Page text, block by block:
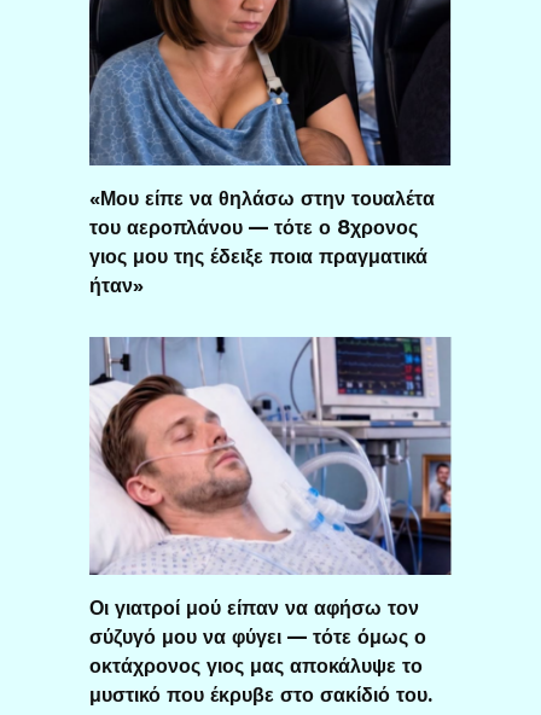
«Μου είπε να θηλάσω στην τουαλέτα
του αεροπλάνου — τότε ο 8χρονος
γιος μου της έδειξε ποια πραγματικά
ήταν»
Οι γιατροί μού είπαν να αφήσω τον
σύζυγό μου να φύγει — τότε όμως ο
οκτάχρονος γιος μας αποκάλυψε το
μυστικό που έκρυβε στο σακίδιό του.